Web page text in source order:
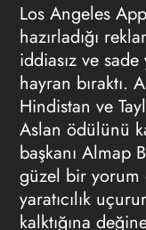
Los Angeles
hazırladığı
iddiasız ve
hayran bıraktı.
Hindistan ve
Aslan ödülünü
başkanı Almap
güzel bir yorum
yaratıcılık
kalktığına